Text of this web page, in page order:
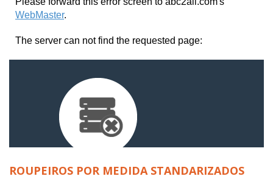
ROUPEIROS POR MEDIDA STANDARIZADOS